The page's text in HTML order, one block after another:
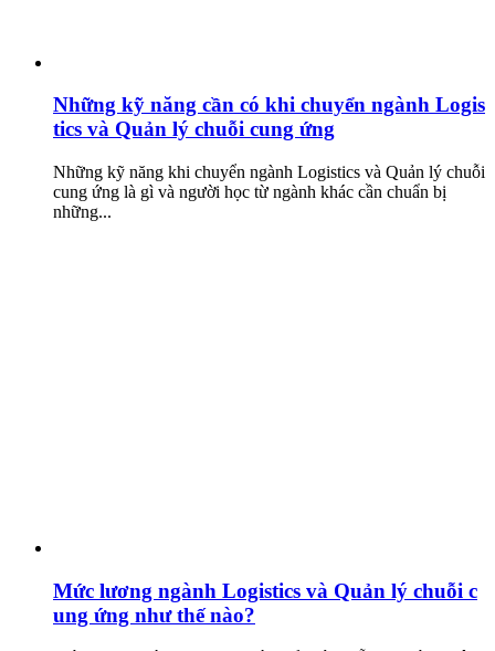
Những kỹ năng cần có khi chuyển ngành Logis
tics và Quản lý chuỗi cung ứng
Những kỹ năng khi chuyển ngành Logistics và Quản lý chuỗi
cung ứng là gì và người học từ ngành khác cần chuẩn bị
những...
Mức lương ngành Logistics và Quản lý chuỗi c
ung ứng như thế nào?